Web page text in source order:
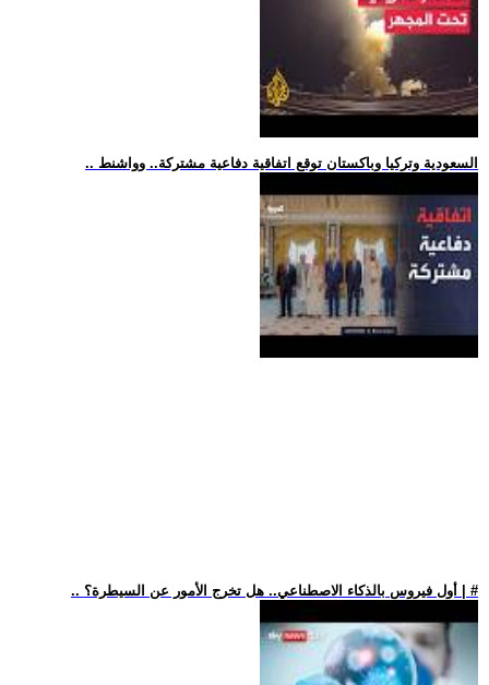
.. السعودية وتركيا وباكستان توقع اتفاقية دفاعية مشتركة.. وواشنط
.. أول فيروس بالذكاء الاصطناعي.. هل تخرج الأمور عن السيطرة؟ | #